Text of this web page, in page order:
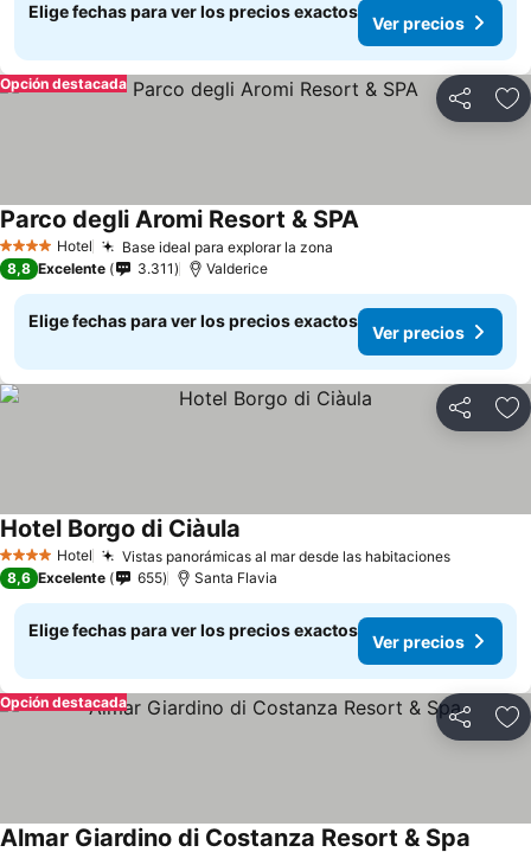
Elige fechas para ver los precios exactos
Ver precios
Compartir
Opción destacada
4 EstrellasHotel Base ideal para explorar la zona
Parco degli Aromi Resort & SPA
8,8 Excelente 3.311 Valderice
Elige fechas para ver los precios exactos
Ver precios
Compartir
4 EstrellasHotel Vistas panorámicas al mar desde las habitaciones
Hotel Borgo di Ciàula
8,6 Excelente 655 Santa Flavia
Elige fechas para ver los precios exactos
Ver precios
Compartir
Opción destacada
Almar Giardino di Costanza Resort & Spa